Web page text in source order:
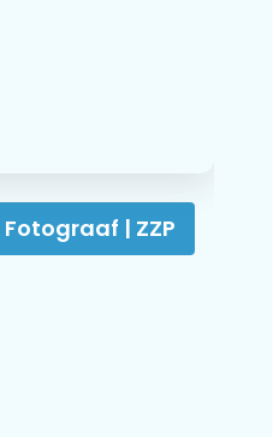
| ZZP